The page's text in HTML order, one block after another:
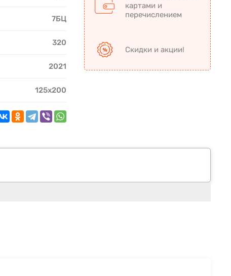
7БЦ
320
2021
125х200
картами и
перечислением
Скидки и акции!